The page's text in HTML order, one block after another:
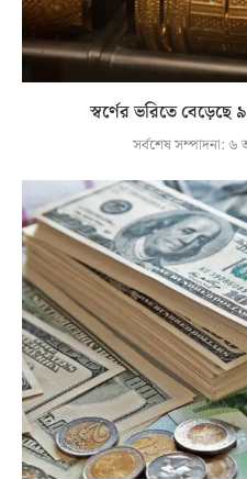
স্বর্ণের ভরিতে
সর্বশেষ সম্পাদনা: ৬